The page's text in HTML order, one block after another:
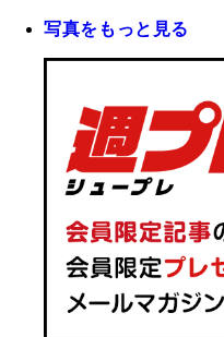
写真をもっと見る